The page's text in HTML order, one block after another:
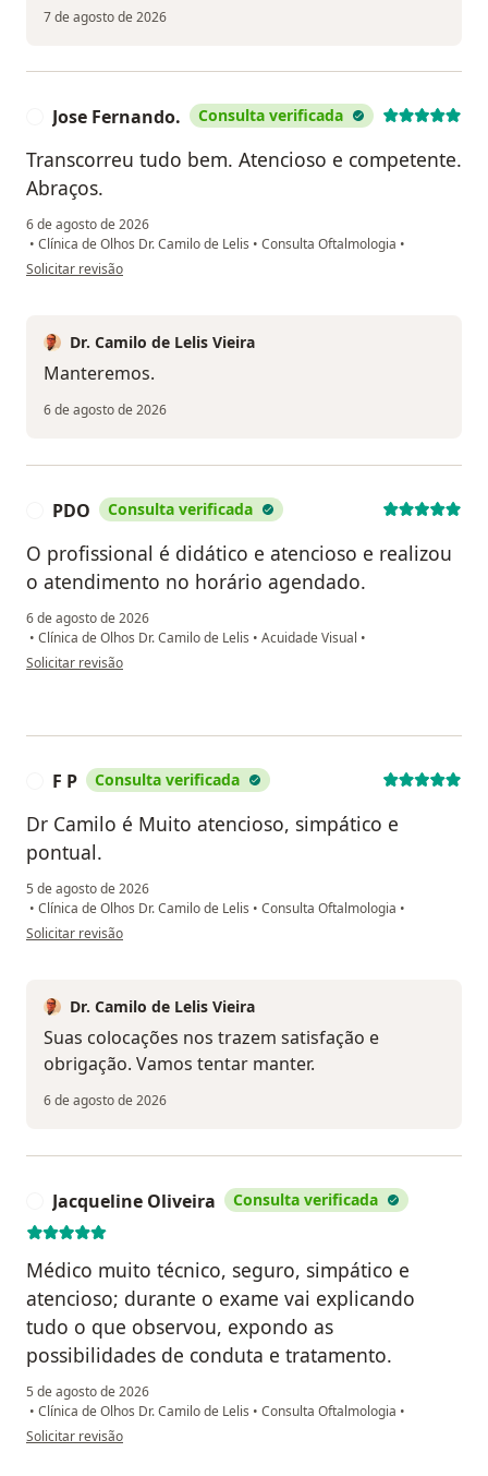
7 de agosto de 2026
Jose Fernando. Consulta verificada
Transcorreu tudo bem. Atencioso e competente.
Abraços.
6 de agosto de 2026
• Clínica de Olhos Dr. Camilo de Lelis • Consulta Oftalmologia •
na opinião do utilizador Jose Fernando.
Solicitar revisão
Dr. Camilo de Lelis Vieira
Manteremos.
6 de agosto de 2026
PDO Consulta verificada
O profissional é didático e atencioso e realizou
o atendimento no horário agendado.
6 de agosto de 2026
• Clínica de Olhos Dr. Camilo de Lelis • Acuidade Visual •
na opinião do utilizador PDO
Solicitar revisão
F P Consulta verificada
Dr Camilo é Muito atencioso, simpático e
pontual.
5 de agosto de 2026
• Clínica de Olhos Dr. Camilo de Lelis • Consulta Oftalmologia •
na opinião do utilizador F P
Solicitar revisão
Dr. Camilo de Lelis Vieira
Suas colocações nos trazem satisfação e
obrigação. Vamos tentar manter.
6 de agosto de 2026
Jacqueline Oliveira Consulta verificada
Médico muito técnico, seguro, simpático e
atencioso; durante o exame vai explicando
tudo o que observou, expondo as
possibilidades de conduta e tratamento.
5 de agosto de 2026
• Clínica de Olhos Dr. Camilo de Lelis • Consulta Oftalmologia •
na opinião do utilizador Jacqueline Oliveira
Solicitar revisão